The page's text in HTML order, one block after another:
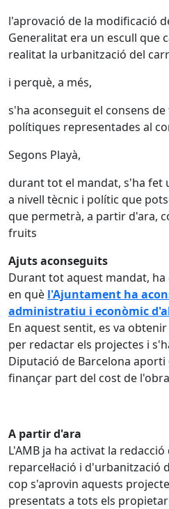
l'aprovació de la modificació
Generalitat era un escull que
realitat la urbanització del
i perquè, a més,
s'ha aconseguit el consens
polítiques representades al
Segons Playà,
durant tot el mandat, s'ha
a nivell tècnic i polític que
que permetrà, a partir d'ara,
fruits
Ajuts aconseguits
Durant tot aquest mandat,
en què l'Ajuntament ha
administratiu i econòmic
En aquest sentit, es va
per redactar els projectes i
Diputació de Barcelona aporti
finançar part del cost de
A partir d'ara
L'AMB ja ha activat la
reparcel·lació i d'urbanització
cop s'aprovin aquests
presentats a tots els